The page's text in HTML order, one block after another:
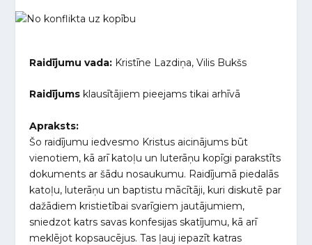
Raidījumu vada: Kristīne Lazdiņa, Vilis Bukšs
Raidījums klausītājiem pieejams tikai arhīvā
Apraksts:
Šo raidījumu iedvesmo Kristus aicinājums būt
vienotiem, kā arī katoļu un luterāņu kopīgi parakstīts
dokuments ar šādu nosaukumu. Raidījumā piedalās
katoļu, luterāņu un baptistu mācītāji, kuri diskutē par
dažādiem kristietībai svarīgiem jautājumiem,
sniedzot katrs savas konfesijas skatījumu, kā arī
meklējot kopsaucējus. Tas ļauj iepazīt katras